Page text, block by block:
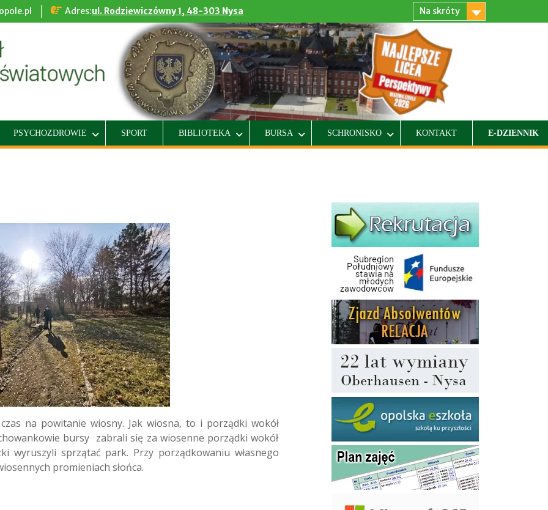
Adres:ul. Rodziewiczówny 1, 48-303 Nysa Na skróty
PSYCHOZDROWIE SPORT BIBLIOTEKA BURSA SCHRONISKO KONTAKT E-DZIENNIK
na powitanie wiosny. Jak wiosna, to i porządki wokół
bursy zabrali się za wiosenne porządki wokół
wyruszyli sprzątać park. Przy porządkowaniu własnego
promieniach słońca.